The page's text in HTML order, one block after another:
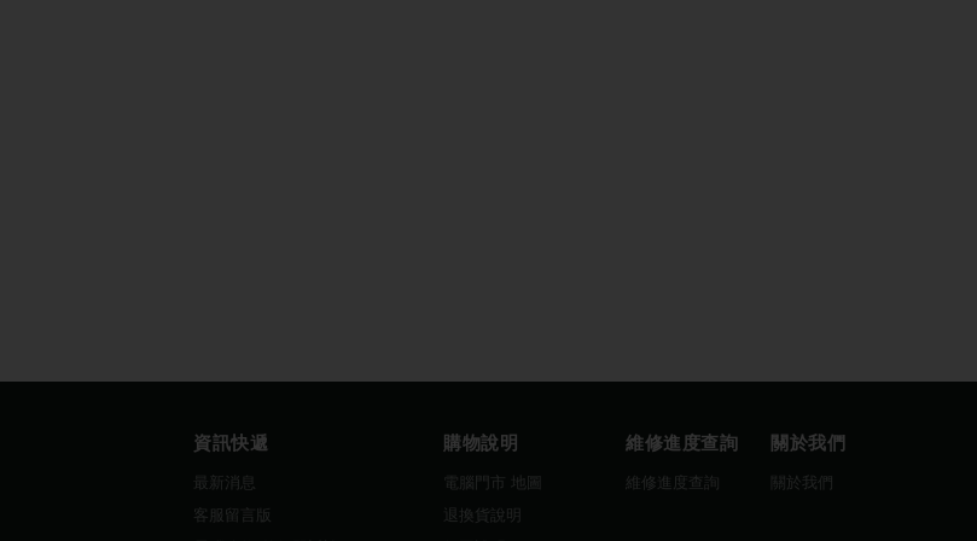
資訊快遞
最新消息
客服留言版
購物說明
電腦門市 地圖
退換貨說明
維修進度查詢
維修進度查詢
關於我們
關於我們